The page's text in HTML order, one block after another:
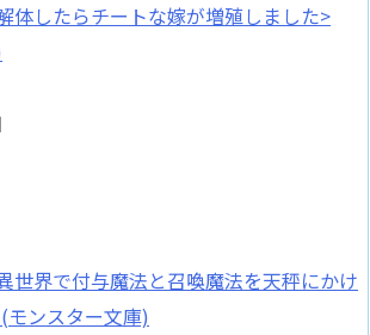
体したらチートな嫁が増殖しました>
世界で付与魔法と召喚魔法を天秤にかけ
モンスター文庫)